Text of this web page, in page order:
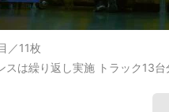
／11枚
スは繰り返し実施 トラック13